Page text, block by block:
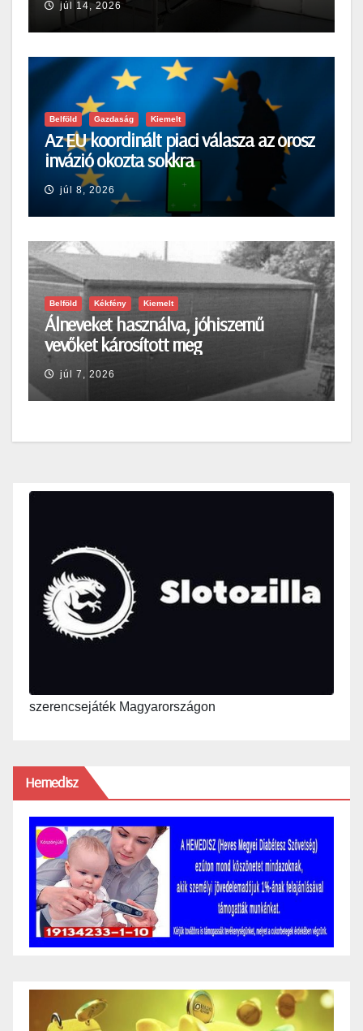
júl 14, 2026
Belföld Gazdaság Kiemelt
Az EU koordinált piaci válasza az orosz
invázió okozta sokkra
júl 8, 2026
Belföld Kékfény Kiemelt
Álneveket használva, jóhiszemű
vevőket károsított meg
júl 7, 2026
szerencsejáték Magyarországon
Hemedisz